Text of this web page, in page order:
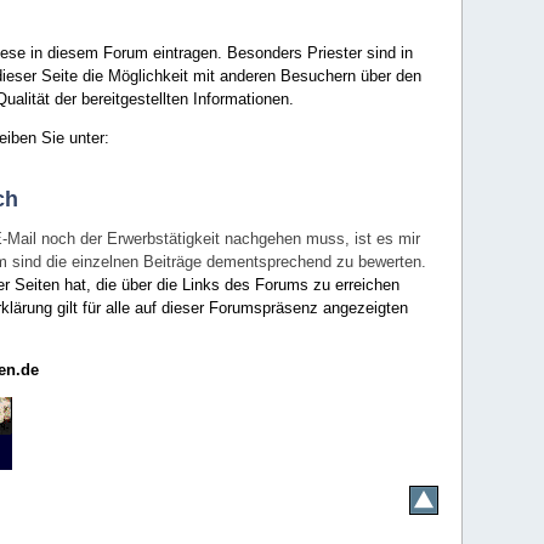
in diesem Forum eintragen. Besonders Priester sind in
Seite die Möglichkeit mit anderen Besuchern über den
der bereitgestellten Informationen.
Sie unter:
noch der Erwerbstätigkeit nachgehen muss, ist es mir
die einzelnen Beiträge dementsprechend zu bewerten.
Seiten hat, die über die Links des Forums zu erreichen
gilt für alle auf dieser Forumspräsenz angezeigten